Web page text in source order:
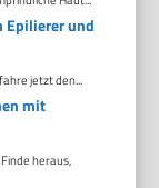
Epilierer und
jetzt den...
mit
heraus,